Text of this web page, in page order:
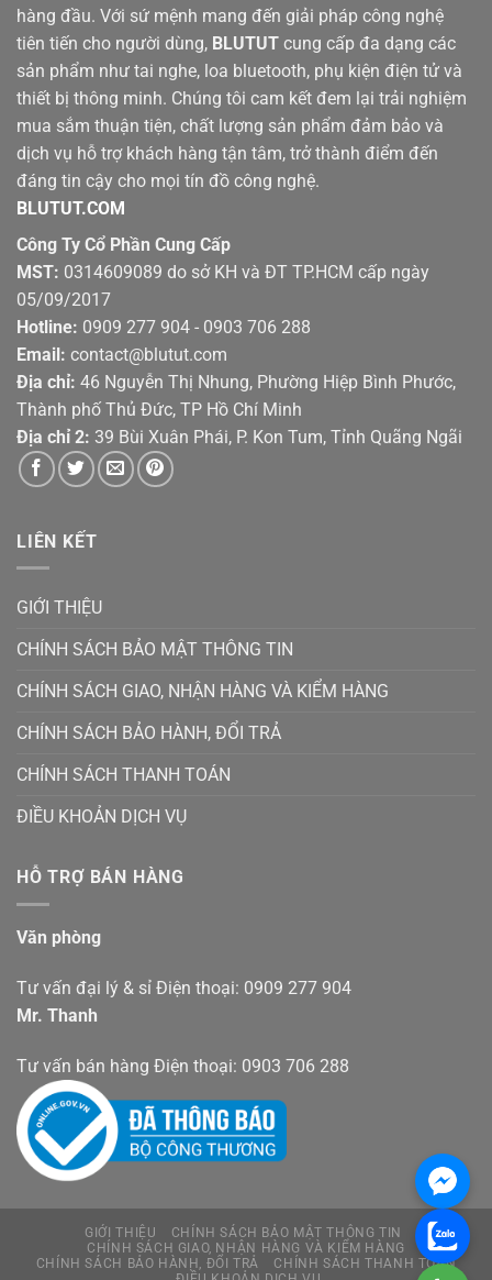
hàng đầu. Với sứ mệnh mang đến giải pháp công nghệ
tiên tiến cho người dùng, BLUTUT cung cấp đa dạng các
sản phẩm như tai nghe, loa bluetooth, phụ kiện điện tử và
thiết bị thông minh. Chúng tôi cam kết đem lại trải nghiệm
mua sắm thuận tiện, chất lượng sản phẩm đảm bảo và
dịch vụ hỗ trợ khách hàng tận tâm, trở thành điểm đến
đáng tin cậy cho mọi tín đồ công nghệ.
BLUTUT.COM
Công Ty Cổ Phần Cung Cấp
MST: 0314609089 do sở KH và ĐT TP.HCM cấp ngày
05/09/2017
Hotline: 0909 277 904 - 0903 706 288
Email: contact@blutut.com
Địa chỉ: 46 Nguyễn Thị Nhung, Phường Hiệp Bình Phước,
Thành phố Thủ Đức, TP Hồ Chí Minh
Địa chỉ 2: 39 Bùi Xuân Phái, P. Kon Tum, Tỉnh Quãng Ngãi
LIÊN KẾT
GIỚI THIỆU
CHÍNH SÁCH BẢO MẬT THÔNG TIN
CHÍNH SÁCH GIAO, NHẬN HÀNG VÀ KIỂM HÀNG
CHÍNH SÁCH BẢO HÀNH, ĐỔI TRẢ
CHÍNH SÁCH THANH TOÁN
ĐIỀU KHOẢN DỊCH VỤ
HỖ TRỢ BÁN HÀNG
Văn phòng
Tư vấn đại lý & sỉ Điện thoại: 0909 277 904
Mr. Thanh
Tư vấn bán hàng Điện thoại: 0903 706 288
GIỚI THIỆU
CHÍNH SÁCH BẢO MẬT THÔNG TIN
CHÍNH SÁCH GIAO, NHẬN HÀNG VÀ KIỂM HÀNG
CHÍNH SÁCH BẢO HÀNH, ĐỔI TRẢ
CHÍNH SÁCH THANH TOÁN